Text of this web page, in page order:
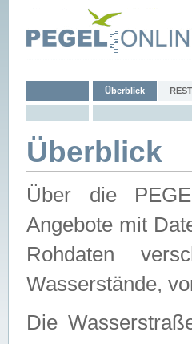
Überblick
Überblick
Über die
Angebote mit
Rohdaten
Wasserstände,
Die